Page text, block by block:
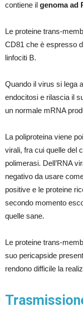
contiene il genoma ad
Le proteine trans-
CD81 che è espresso
linfociti B.
Quando il virus si lega
endocitosi e rilascia il
un normale mRNA
La poliproteina viene
virali, fra cui quelle del
polimerasi. Dell’RNA
negativo da usare
positive e le proteine
secondo momento
quelle sane.
Le proteine trans-
suo pericapside
rendono difficile la